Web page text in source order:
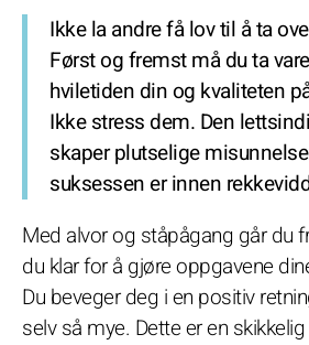
Ikke la andre få lov til å ta
Først og fremst må du ta
hviletiden din og kvaliteten
Ikke stress dem. Den
skaper plutselige
suksessen er innen
Med alvor og ståpågang går du
du klar for å gjøre oppgavene
Du beveger deg i en positiv
selv så mye. Dette er en